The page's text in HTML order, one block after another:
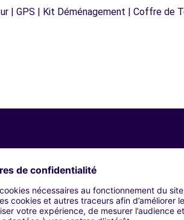
| GPS | Kit Déménagement | Coffre
Agences